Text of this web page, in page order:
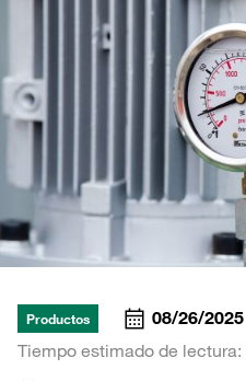
Productos 08/26/2025
Tiempo estimado de